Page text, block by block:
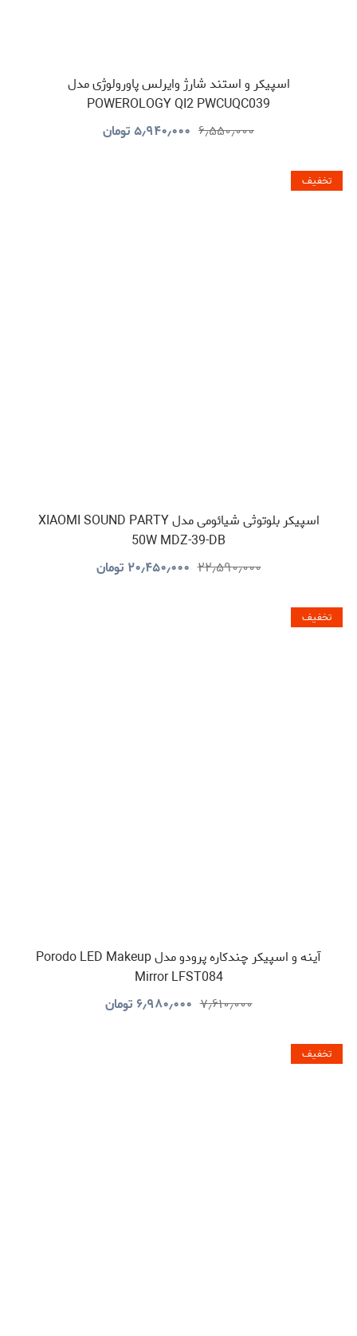
اسپیکر و استند شارژ وایرلس پاورولوژی مدل
POWEROLOGY QI2 PWCUQC039
۶٫۵۵۰٫۰۰۰ ۵٫۹۴۰٫۰۰۰تومان
تخفیف
اسپیکر بلوتوثی شیائومی مدل XIAOMI SOUND PARTY
50W MDZ-39-DB
۲۲٫۵۹۰٫۰۰۰ ۲۰٫۴۵۰٫۰۰۰ تومان
تخفیف
آینه و اسپیکر چندکاره پرودو مدل Porodo LED Makeup
Mirror LFST084
۷٫۶۱۰٫۰۰۰ ۶٫۹۸۰٫۰۰۰ تومان
تخفیف